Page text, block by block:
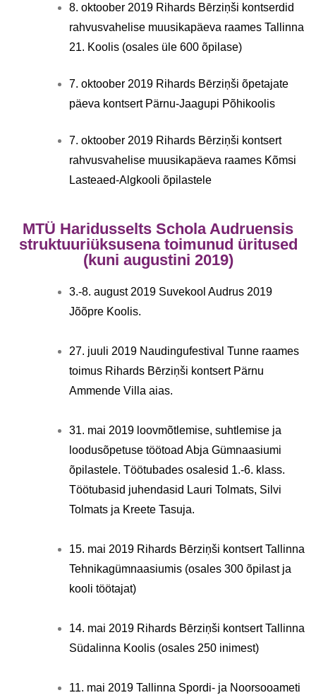
8. oktoober 2019 Rihards Bērziņši kontserdid
rahvusvahelise muusikapäeva raames Tallinna
21. Koolis (osales üle 600 õpilase)
7. oktoober 2019 Rihards Bērziņši õpetajate
päeva kontsert Pärnu-Jaagupi Põhikoolis
7. oktoober 2019 Rihards Bērziņši kontsert
rahvusvahelise muusikapäeva raames Kõmsi
Lasteaed-Algkooli õpilastele
MTÜ Haridusselts Schola Audruensis
struktuuriüksusena toimunud üritused
(kuni augustini 2019)
3.-8. august 2019 Suvekool Audrus 2019
Jõõpre Koolis.
27. juuli 2019 Naudingufestival Tunne raames
toimus Rihards Bērziņši kontsert Pärnu
Ammende Villa aias.
31. mai 2019 loovmõtlemise, suhtlemise ja
loodusõpetuse töötoad Abja Gümnaasiumi
õpilastele. Töötubades osalesid 1.-6. klass.
Töötubasid juhendasid Lauri Tolmats, Silvi
Tolmats ja Kreete Tasuja.
15. mai 2019 Rihards Bērziņši kontsert Tallinna
Tehnikagümnaasiumis (osales 300 õpilast ja
kooli töötajat)
14. mai 2019 Rihards Bērziņši kontsert Tallinna
Südalinna Koolis (osales 250 inimest)
11. mai 2019 Tallinna Spordi- ja Noorsooameti